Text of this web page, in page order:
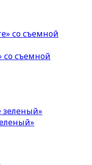
со съемной